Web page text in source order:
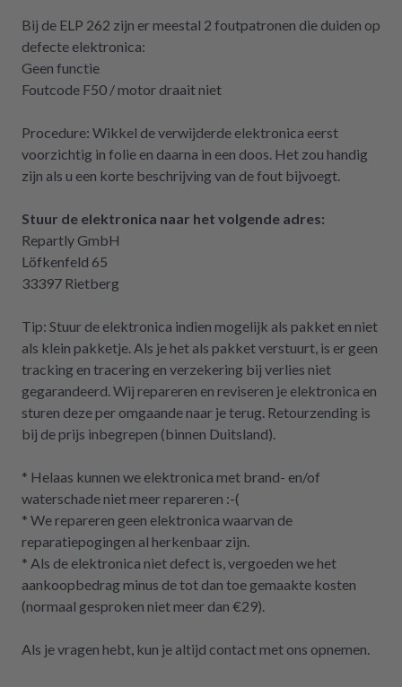
Bij de ELP 262 zijn er meestal 2 foutpatronen die duiden op
defecte elektronica:
Geen functie
Foutcode F50 / motor draait niet
Procedure: Wikkel de verwijderde elektronica eerst
voorzichtig in folie en daarna in een doos. Het zou handig
zijn als u een korte beschrijving van de fout bijvoegt.
Stuur de elektronica naar het volgende adres:
Repartly GmbH
Löfkenfeld 65
33397 Rietberg
Tip: Stuur de elektronica indien mogelijk als pakket en niet
als klein pakketje. Als je het als pakket verstuurt, is er geen
tracking en tracering en verzekering bij verlies niet
gegarandeerd. Wij repareren en reviseren je elektronica en
sturen deze per omgaande naar je terug. Retourzending is
bij de prijs inbegrepen (binnen Duitsland).
* Helaas kunnen we elektronica met brand- en/of
waterschade niet meer repareren :-(
* We repareren geen elektronica waarvan de
reparatiepogingen al herkenbaar zijn.
* Als de elektronica niet defect is, vergoeden we het
aankoopbedrag minus de tot dan toe gemaakte kosten
(normaal gesproken niet meer dan €29).
Als je vragen hebt, kun je altijd contact met ons opnemen.